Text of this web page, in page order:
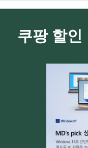
쿠팡 할인